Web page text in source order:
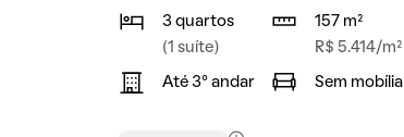
3 quartos
(1 suíte)
157 m²
R$ 5.414/m²
Até 3° andar Sem mobília